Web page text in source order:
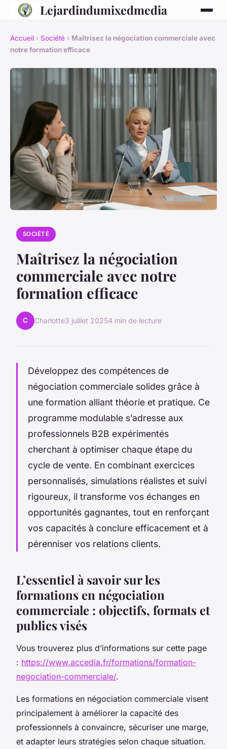
Lejardindumixedmedia
Accueil › Société › Maîtrisez la négociation commerciale avec
notre formation efficace
SOCIÉTÉ
Maîtrisez la négociation
commerciale avec notre
formation efficace
C Charlotte3 juillet 20254 min de lecture
Développez des compétences de
négociation commerciale solides grâce à
une formation alliant théorie et pratique. Ce
programme modulable s’adresse aux
professionnels B2B expérimentés
cherchant à optimiser chaque étape du
cycle de vente. En combinant exercices
personnalisés, simulations réalistes et suivi
rigoureux, il transforme vos échanges en
opportunités gagnantes, tout en renforçant
vos capacités à conclure efficacement et à
pérenniser vos relations clients.
L’essentiel à savoir sur les
formations en négociation
commerciale : objectifs, formats et
publics visés
Vous trouverez plus d’informations sur cette page
: https://www.accedia.fr/formations/formation-
negociation-commerciale/.
Les formations en négociation commerciale visent
principalement à améliorer la capacité des
professionnels à convaincre, sécuriser une marge,
et adapter leurs stratégies selon chaque situation.